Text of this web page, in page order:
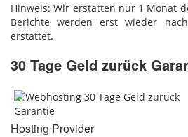
Hinweis: Wir erstatten nur 1 Monat
Berichte werden erst wieder
erstattet.
30 Tage Geld zurück
Hosting Provider